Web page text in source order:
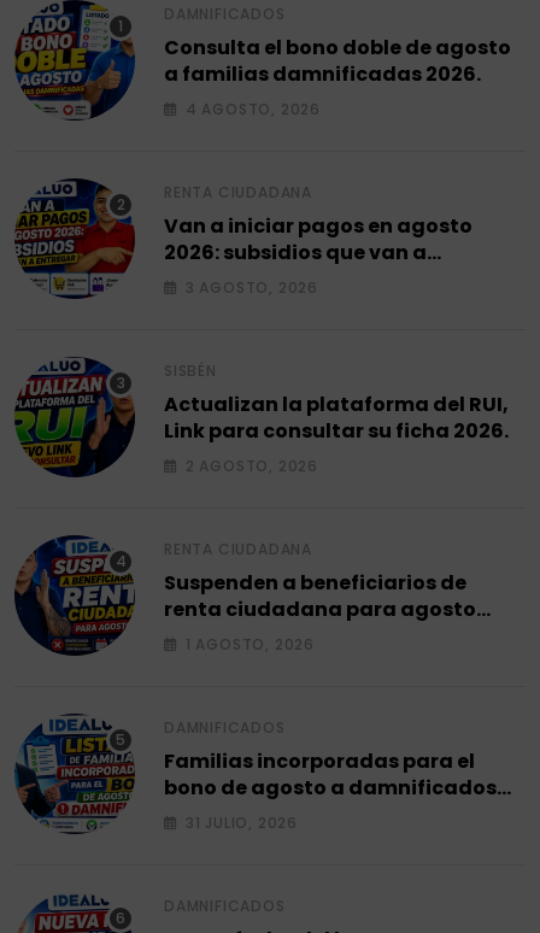
DAMNIFICADOS
Consulta el bono doble de agosto
a familias damnificadas 2026.
4 AGOSTO, 2026
RENTA CIUDADANA
Van a iniciar pagos en agosto
2026: subsidios que van a
entregar.
3 AGOSTO, 2026
SISBÉN
Actualizan la plataforma del RUI,
Link para consultar su ficha 2026.
2 AGOSTO, 2026
RENTA CIUDADANA
Suspenden a beneficiarios de
renta ciudadana para agosto
2026.
1 AGOSTO, 2026
DAMNIFICADOS
Familias incorporadas para el
bono de agosto a damnificados
2026.
31 JULIO, 2026
DAMNIFICADOS